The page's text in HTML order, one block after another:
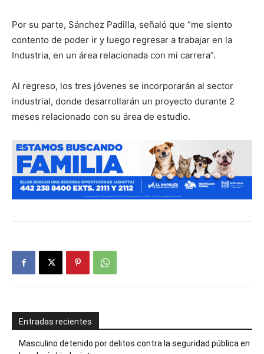
Por su parte, Sánchez Padilla, señaló que “me siento
contento de poder ir y luego regresar a trabajar en la
Industria, en un área relacionada con mi carrera”.
Al regreso, los tres jóvenes se incorporarán al sector
industrial, donde desarrollarán un proyecto durante 2
meses relacionado con su área de estudio.
Entradas recientes
Masculino detenido por delitos contra la seguridad pública en